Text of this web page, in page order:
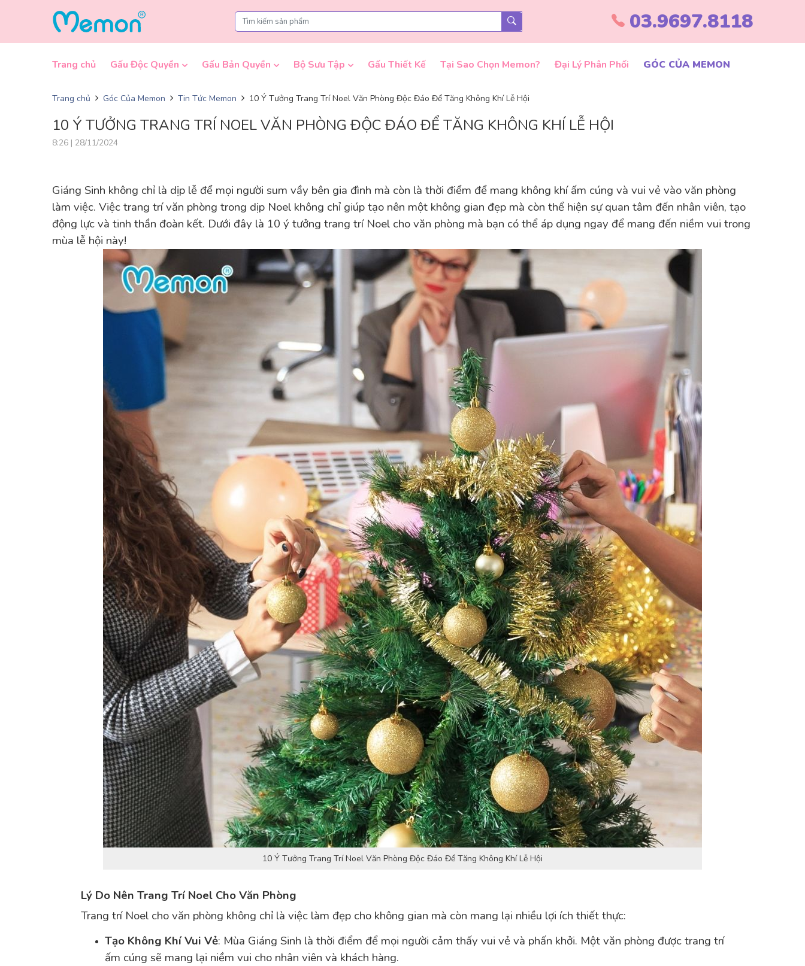
03.9697.8118
Trang chủ Gấu Độc Quyền Gấu Bản Quyền Bộ Sưu Tập Gấu Thiết Kế Tại Sao Chọn Memon? Đại Lý Phân Phối GÓC CỦA MEMON
Trang chủ Góc Của Memon Tin Tức Memon 10 Ý Tưởng Trang Trí Noel Văn Phòng Độc Đáo Để Tăng Không Khí Lễ Hội
10 Ý TƯỞNG TRANG TRÍ NOEL VĂN PHÒNG ĐỘC ĐÁO ĐỂ TĂNG KHÔNG KHÍ LỄ HỘI
8:26 | 28/11/2024
Giáng Sinh không chỉ là dịp lễ để mọi người sum vầy bên gia đình mà còn là thời điểm để mang không khí ấm cúng và vui vẻ vào văn phòng
làm việc. Việc trang trí văn phòng trong dịp Noel không chỉ giúp tạo nên một không gian đẹp mà còn thể hiện sự quan tâm đến nhân viên, tạo
động lực và tinh thần đoàn kết. Dưới đây là 10 ý tưởng trang trí Noel cho văn phòng mà bạn có thể áp dụng ngay để mang đến niềm vui trong
mùa lễ hội này!
10 Ý Tưởng Trang Trí Noel Văn Phòng Độc Đáo Để Tăng Không Khí Lễ Hội
Lý Do Nên Trang Trí Noel Cho Văn Phòng
Trang trí Noel cho văn phòng không chỉ là việc làm đẹp cho không gian mà còn mang lại nhiều lợi ích thiết thực:
Tạo Không Khí Vui Vẻ: Mùa Giáng Sinh là thời điểm để mọi người cảm thấy vui vẻ và phấn khởi. Một văn phòng được trang trí
ấm cúng sẽ mang lại niềm vui cho nhân viên và khách hàng.